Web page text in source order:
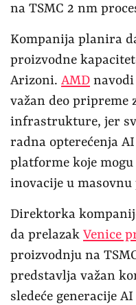
na TSMC 2 nm
Kompanija planira
proizvodne
Arizoni. AMD
važan deo pripreme
infrastrukture, jer
radna opterećenja
platforme koje
inovacije u
Direktorka
da prelazak Venice
proizvodnju na
predstavlja važan
sledeće generacije